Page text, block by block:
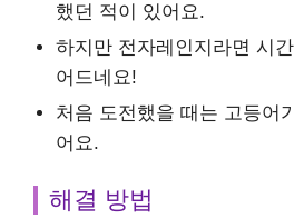
했던 적이 있어요.
하지만 전자레인지라면 시
어드네요!
처음 도전했을 때는 고등어
어요.
해결 방법